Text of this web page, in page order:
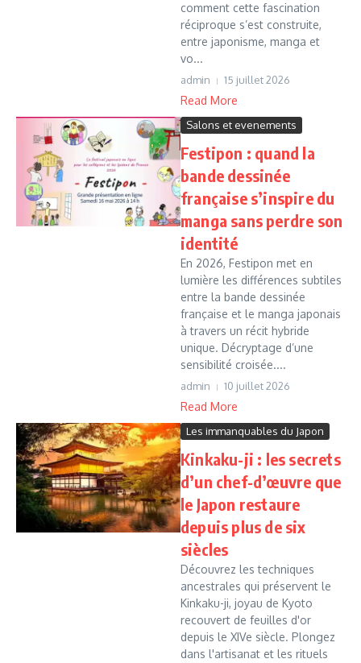
comment cette fascination
réciproque s’est construite,
entre japonisme, manga et
vo...
admin 15 juillet 2026
Read More
Salons et evenements
Festipon : quand la
bande dessinée
française s’inspire du
manga sans perdre son
identité
En 2026, Festipon met en
lumière les différences subtiles
entre la bande dessinée
française et le manga japonais
à travers un récit hybride
unique. Décryptage d’une
sensibilité croisée....
admin 10 juillet 2026
Read More
Les immanquables du Japon
Kinkaku-ji : les secrets
d’un chef-d’œuvre que
le Japon restaure
depuis plus de six
siècles
Découvrez les techniques
ancestrales qui préservent le
Kinkaku-ji, joyau de Kyoto
recouvert de feuilles d'or
depuis le XIVe siècle. Plongez
dans l'artisanat et les rituels